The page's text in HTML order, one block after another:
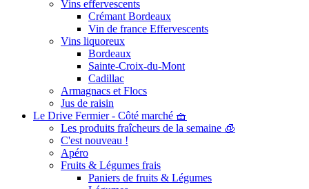
Vins effervescents
Crémant Bordeaux
Vin de france Effervescents
Vins liquoreux
Bordeaux
Sainte-Croix-du-Mont
Cadillac
Armagnacs et Flocs
Jus de raisin
Le Drive Fermier - Côté marché 🧺
Les produits fraîcheurs de la semaine 🧊
C'est nouveau !
Apéro
Fruits & Légumes frais
Paniers de fruits & Légumes